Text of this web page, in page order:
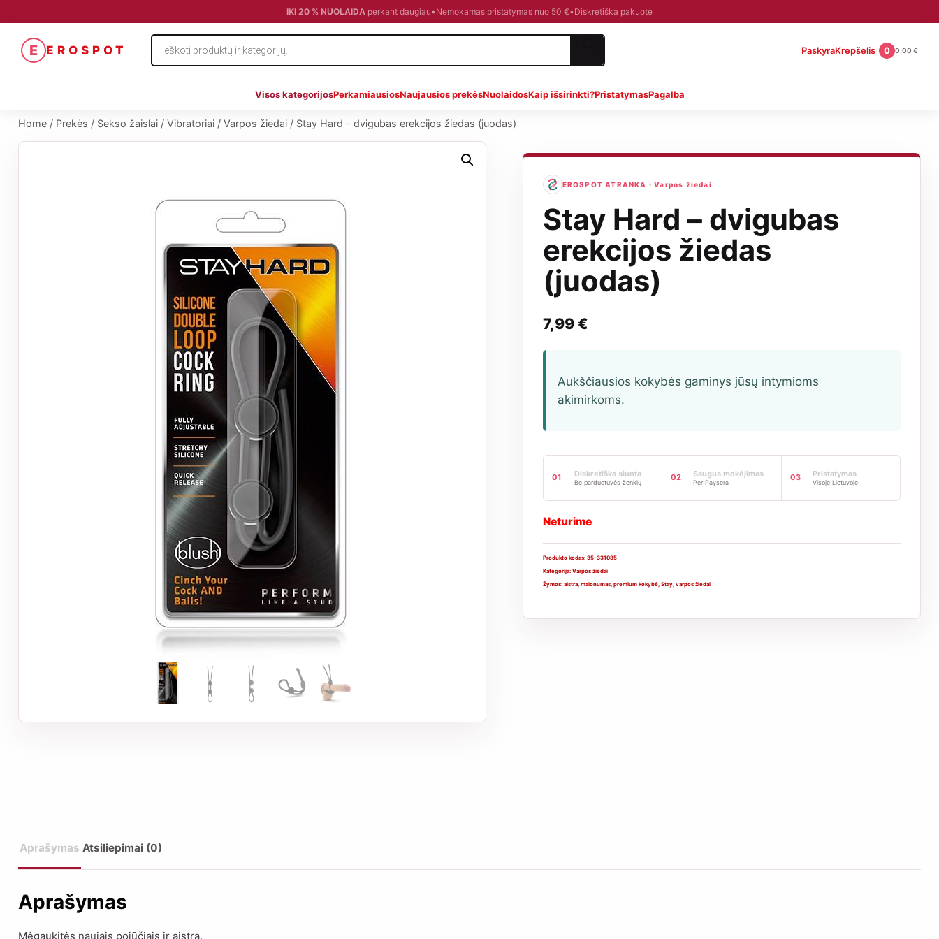
IKI 20 % NUOLAIDA perkant daugiau• Nemokamas pristatymas nuo 50 €• Diskretiška pakuotė
E EROSPOT
Products
search
PaskyraKrepšelis 0 0,00 €
Visos kategorijosPerkamiausiosNaujausios prekėsNuolaidosKaip išsirinkti?PristatymasPagalba
Home / Prekės / Sekso žaislai / Vibratoriai / Varpos žiedai / Stay Hard – dvigubas erekcijos žiedas (juodas)
EROSPOT ATRANKA · Varpos žiedai
Stay Hard – dvigubas
erekcijos žiedas
(juodas)
7,99€
Aukščiausios kokybės gaminys jūsų intymioms
akimirkoms.
01 Diskretiška siunta
Be parduotuvės ženklų 02 Saugus mokėjimas
Per Paysera 03 Pristatymas
Visoje Lietuvoje
Neturime
Produkto kodas: 35-331085
Kategorija: Varpos žiedai
Žymos: aistra, malonumas, premium kokybė, Stay, varpos žiedai
Aprašymas Atsiliepimai (0)
Aprašymas
Mėgaukitės naujais pojūčiais ir aistra.